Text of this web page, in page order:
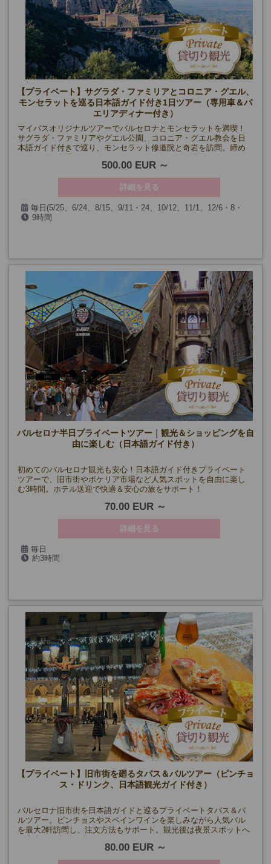
【プライベート】サグラダ・ファミリアとコロニア・グエル、
モンセラットを巡る日本語ガイド付き1日ツアー（専用車＆パ
エリアディナー付き）
マイバスオリジナルツアーでバルセロナとモンセラットを満喫！
サグラダ・ファミリアやグエル公園、コロニア・グエル教会を日
本語ガイド付きで巡り、モンセラット修道院と奇岩を訪問。締め
500.00 EUR
詳細を見る
毎日(5/25、6/24、8/15、9/11・24、10/12、11/1、12/6・8・
24・25・26・31、1/1・6、および見学箇所の閉館日、天候の都合
9時間
バルセロナ半日プライベートツアー｜観光＆ショッピングを自
由に楽しむ（日本語ガイド付き）
初めてのバルセロナ観光も安心！日本語ガイド付きプライベート
ツアーで、旧市街やボケリア市場など人気スポットを自由に楽し
む3時間。ホテル送迎で快適＆安心の旅をサポート！
70.00 EUR
詳細を見る
毎日
約3時間
【プライベート】旧市街を廻るタパス＆バルツアー（ピンチョ
ス・ドリンク、日本語観光ガイド付き）
バルセロナ旧市街を日本語ガイドと巡るプライベートタパス＆バ
ルツアー。ピンチョスやスペインワインを楽しみながら人気バル
を最大2軒訪問し、注文方法もサポート。観光後は夜景スポットへ
80.00 EUR